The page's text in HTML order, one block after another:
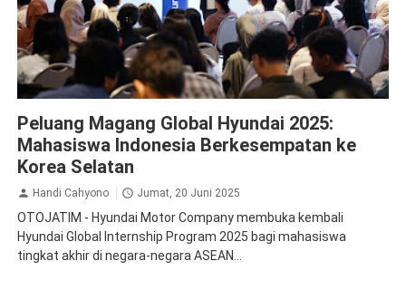
Peluang Magang Global Hyundai 2025:
Mahasiswa Indonesia Berkesempatan ke
Korea Selatan
Handi Cahyono Jumat, 20 Juni 2025
OTOJATIM - Hyundai Motor Company membuka kembali
Hyundai Global Internship Program 2025 bagi mahasiswa
tingkat akhir di negara-negara ASEAN...